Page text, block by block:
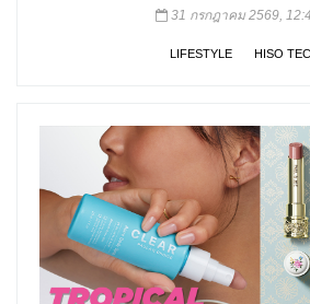
31 กรกฎาคม 2569,
LIFESTYLE HISO